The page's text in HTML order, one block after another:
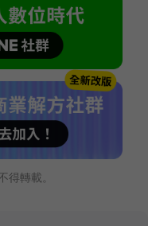
轉載。